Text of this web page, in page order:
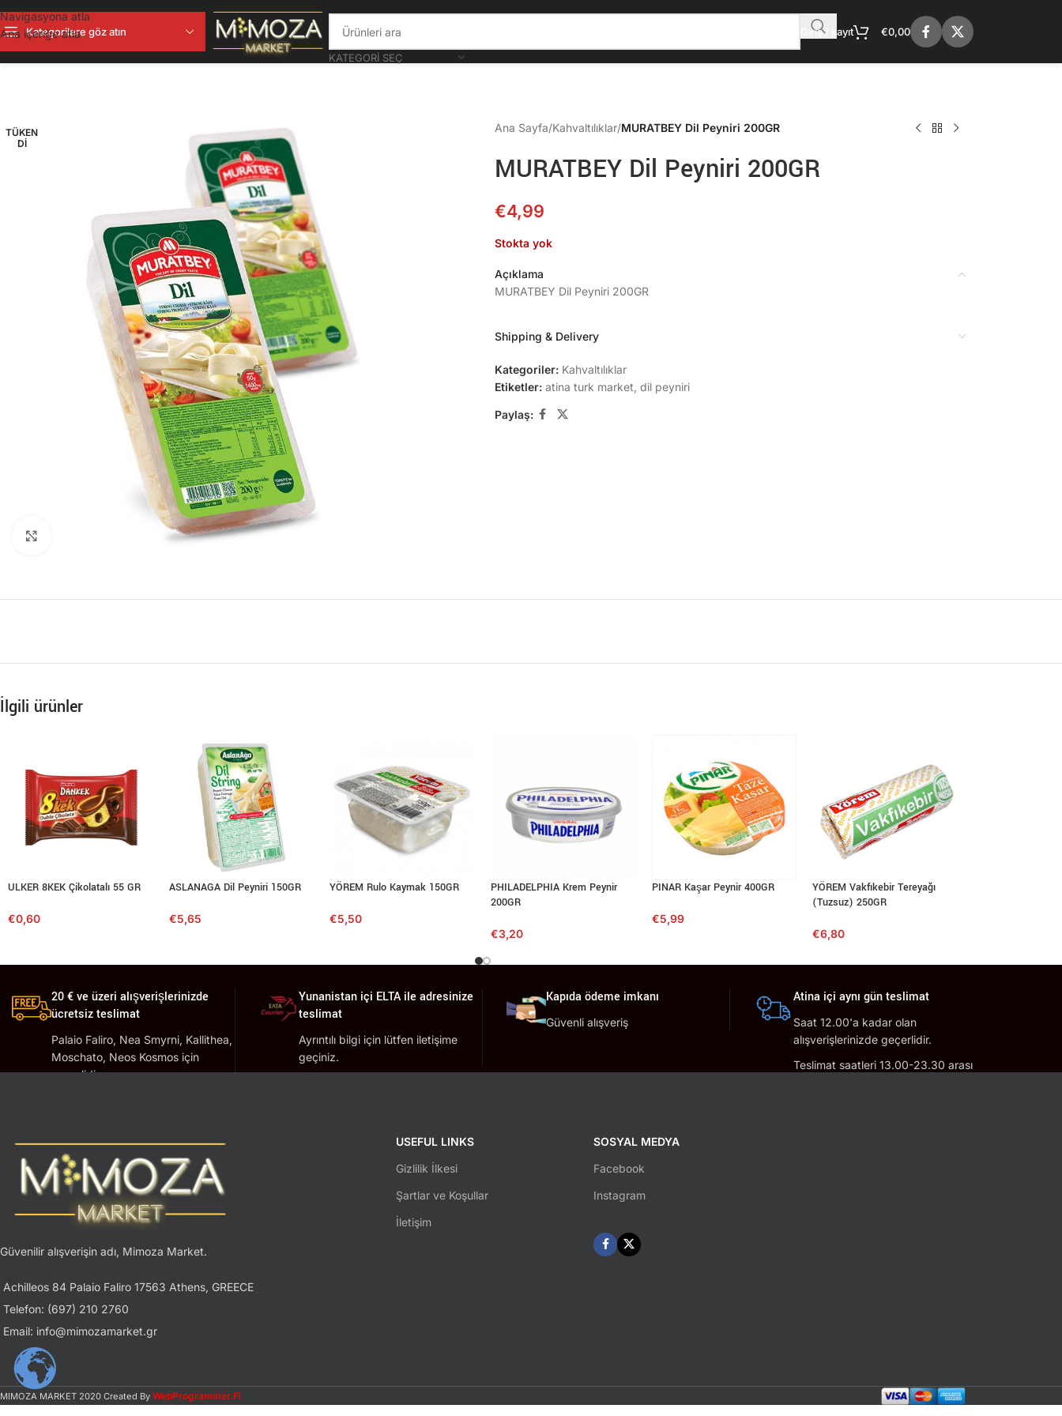
Navigasyona atla
Ana içeriğe atla
Kategorilere göz atın
KATEGORI SEÇ
Giriş / kayıt €0,00
TÜKEN
DI
Ana Sayfa/Kahvaltılıklar/MURATBEY Dil Peyniri 200GR
MURATBEY Dil Peyniri 200GR
€4,99
Stokta yok
Açıklama
MURATBEY Dil Peyniri 200GR
Shipping & Delivery
Kategoriler: Kahvaltılıklar
Etiketler: atina turk market dil peyniri
Paylaş:
İlgili ürünler
ULKER 8KEK Çikolatalı 55 GR
€0,60
ASLANAGA Dil Peyniri 150GR
€5,65
YÖREM Rulo Kaymak 150GR
€5,50
PHILADELPHIA Krem Peynir
200GR
€3,20
PINAR Kaşar Peynir 400GR
€5,99
YÖREM Vakfıkebir Tereyağı
(Tuzsuz) 250GR
€6,80
20 € ve üzeri alışverişlerinizde
ücretsiz teslimat
Palaio Faliro, Nea Smyrni, Kallithea,
Moschato, Neos Kosmos için
geçerlidir.
Yunanistan içi ELTA ile adresinize
teslimat
Ayrıntılı bilgi için lütfen iletişime
geçiniz.
Kapıda ödeme imkanı
Güvenli alışveriş
Atina içi aynı gün teslimat
Saat 12.00'a kadar olan
alışverişlerinizde geçerlidir.
Teslimat saatleri 13.00-23.30 arası
Güvenilir alışverişin adı, Mimoza Market.
Achilleos 84 Palaio Faliro 17563 Athens, GREECE
Telefon: (697) 210 2760
Email: info@mimozamarket.gr
USEFUL LINKS
Gizlilik İlkesi
Şartlar ve Koşullar
İletişim
SOSYAL MEDYA
Facebook
Instagram
MIMOZA MARKET 2020 Created By WebProgrammer.Fi